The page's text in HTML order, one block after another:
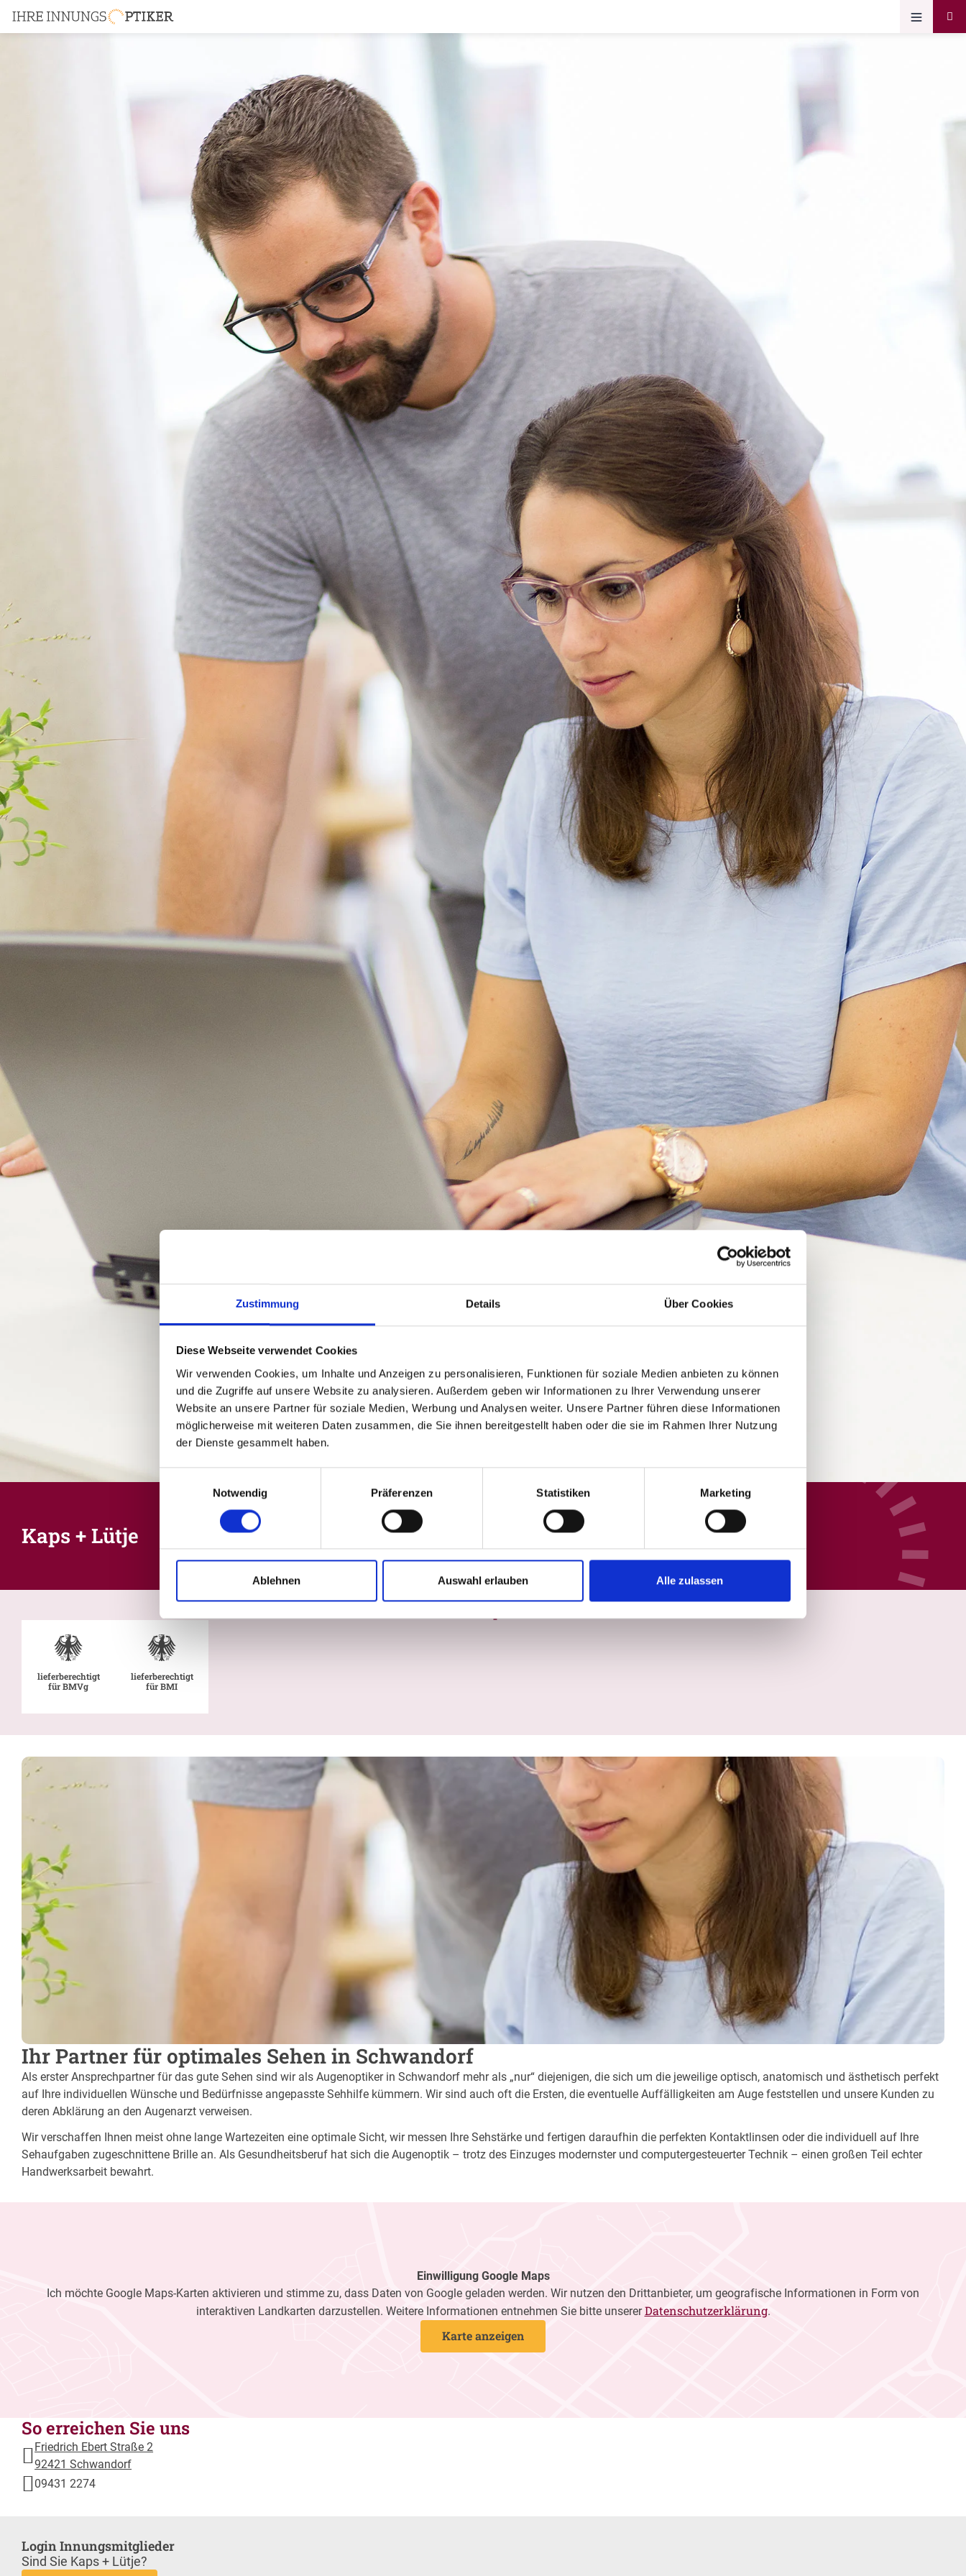
Zustimmung Details Über Cookies
Diese Webseite verwendet Cookies
Wir verwenden Cookies, um Inhalte und Anzeigen zu personalisieren, Funktionen für soziale Medien anbieten zu können
und die Zugriffe auf unsere Website zu analysieren. Außerdem geben wir Informationen zu Ihrer Verwendung unserer
Website an unsere Partner für soziale Medien, Werbung und Analysen weiter. Unsere Partner führen diese Informationen
möglicherweise mit weiteren Daten zusammen, die Sie ihnen bereitgestellt haben oder die sie im Rahmen Ihrer Nutzung
der Dienste gesammelt haben.
Notwendig
Präferenzen Statistiken Marketing
Ablehnen Auswahl erlauben Alle zulassen
Kaps + Lütje
lieferberechtigt
für BMVg
lieferberechtigt
für BMI
Ihr Partner für optimales Sehen in Schwandorf
Als erster Ansprechpartner für das gute Sehen sind wir als Augenoptiker in Schwandorf mehr als „nur“ diejenigen, die sich um die jeweilige optisch, anatomisch und ästhetisch perfekt
auf Ihre individuellen Wünsche und Bedürfnisse angepasste Sehhilfe kümmern. Wir sind auch oft die Ersten, die eventuelle Auffälligkeiten am Auge feststellen und unsere Kunden zu
deren Abklärung an den Augenarzt verweisen.
Wir verschaffen Ihnen meist ohne lange Wartezeiten eine optimale Sicht, wir messen Ihre Sehstärke und fertigen daraufhin die perfekten Kontaktlinsen oder die individuell auf Ihre
Sehaufgaben zugeschnittene Brille an. Als Gesundheitsberuf hat sich die Augenoptik – trotz des Einzuges modernster und computergesteuerter Technik – einen großen Teil echter
Handwerksarbeit bewahrt.
Einwilligung Google Maps
Ich möchte Google Maps-Karten aktivieren und stimme zu, dass Daten von Google geladen werden. Wir nutzen den Drittanbieter, um geografische Informationen in Form von
interaktiven Landkarten darzustellen. Weitere Informationen entnehmen Sie bitte unsererDatenschutzerklärung.
Karte anzeigen
So erreichen Sie uns
Friedrich Ebert Straße 2
92421 Schwandorf
09431 2274
Login Innungsmitglieder
Sind Sie Kaps + Lütje?